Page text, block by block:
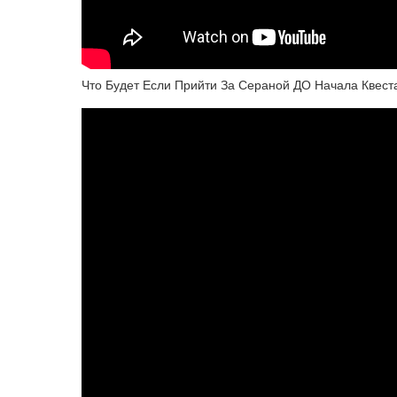
Что Будет Если Прийти За Сераной ДО Начала